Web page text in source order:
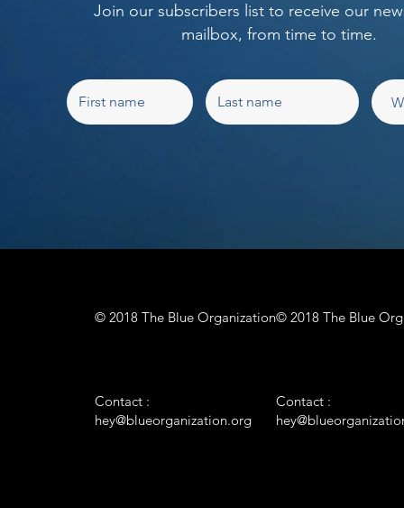
Join our subscribers list to receive our
mailbox, from time to time.
© 2018 The Blue Organization© 2018 The Blue
Contact :
hey@blueorganization.org
Contact :